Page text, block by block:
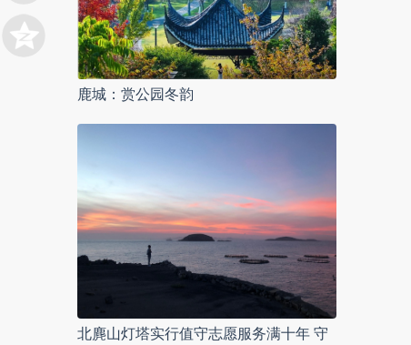
鹿城：赏公园冬韵
北麂山灯塔实行值守志愿服务满十年 守